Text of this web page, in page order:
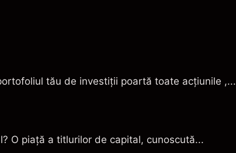
tău de investiţii poartă toate acţiunile ,...
O piaţă a titlurilor de capital, cunoscută...